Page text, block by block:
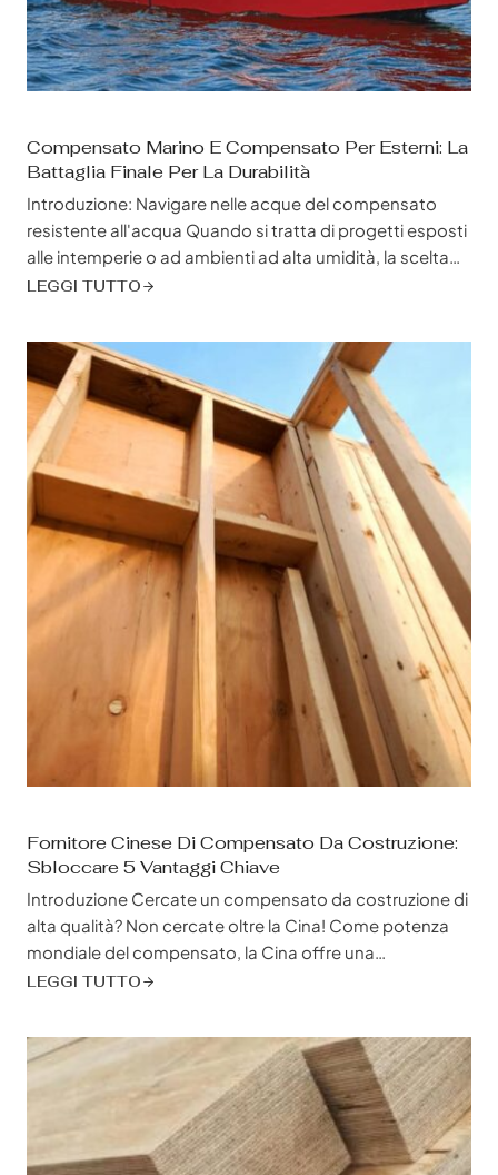
Compensato Marino E Compensato Per Esterni: La
Battaglia Finale Per La Durabilità
Introduzione: Navigare nelle acque del compensato
resistente all'acqua Quando si tratta di progetti esposti
alle intemperie o ad ambienti ad alta umidità, la scelta
del compensato giusto può fare la differenza tra la
sono i contendenti che spesso salgono in cima alla lista:
il compensato marino e il compensato per esterni.
Entrambi offrono resistenza all'umidità, ma le loro...
LEGGI TUTTO
Fornitore Cinese Di Compensato Da Costruzione:
Sbloccare 5 Vantaggi Chiave
Introduzione Cercate un compensato da costruzione di
alta qualità? Non cercate oltre la Cina! Come potenza
mondiale del compensato, la Cina offre una
combinazione imbattibile di qualità, convenienza e
contendono la vostra attenzione, come scegliere quello
giusto? Questo blog post svela i 5 motivi principali per
cui collaborare con un fornitore cinese...
LEGGI TUTTO